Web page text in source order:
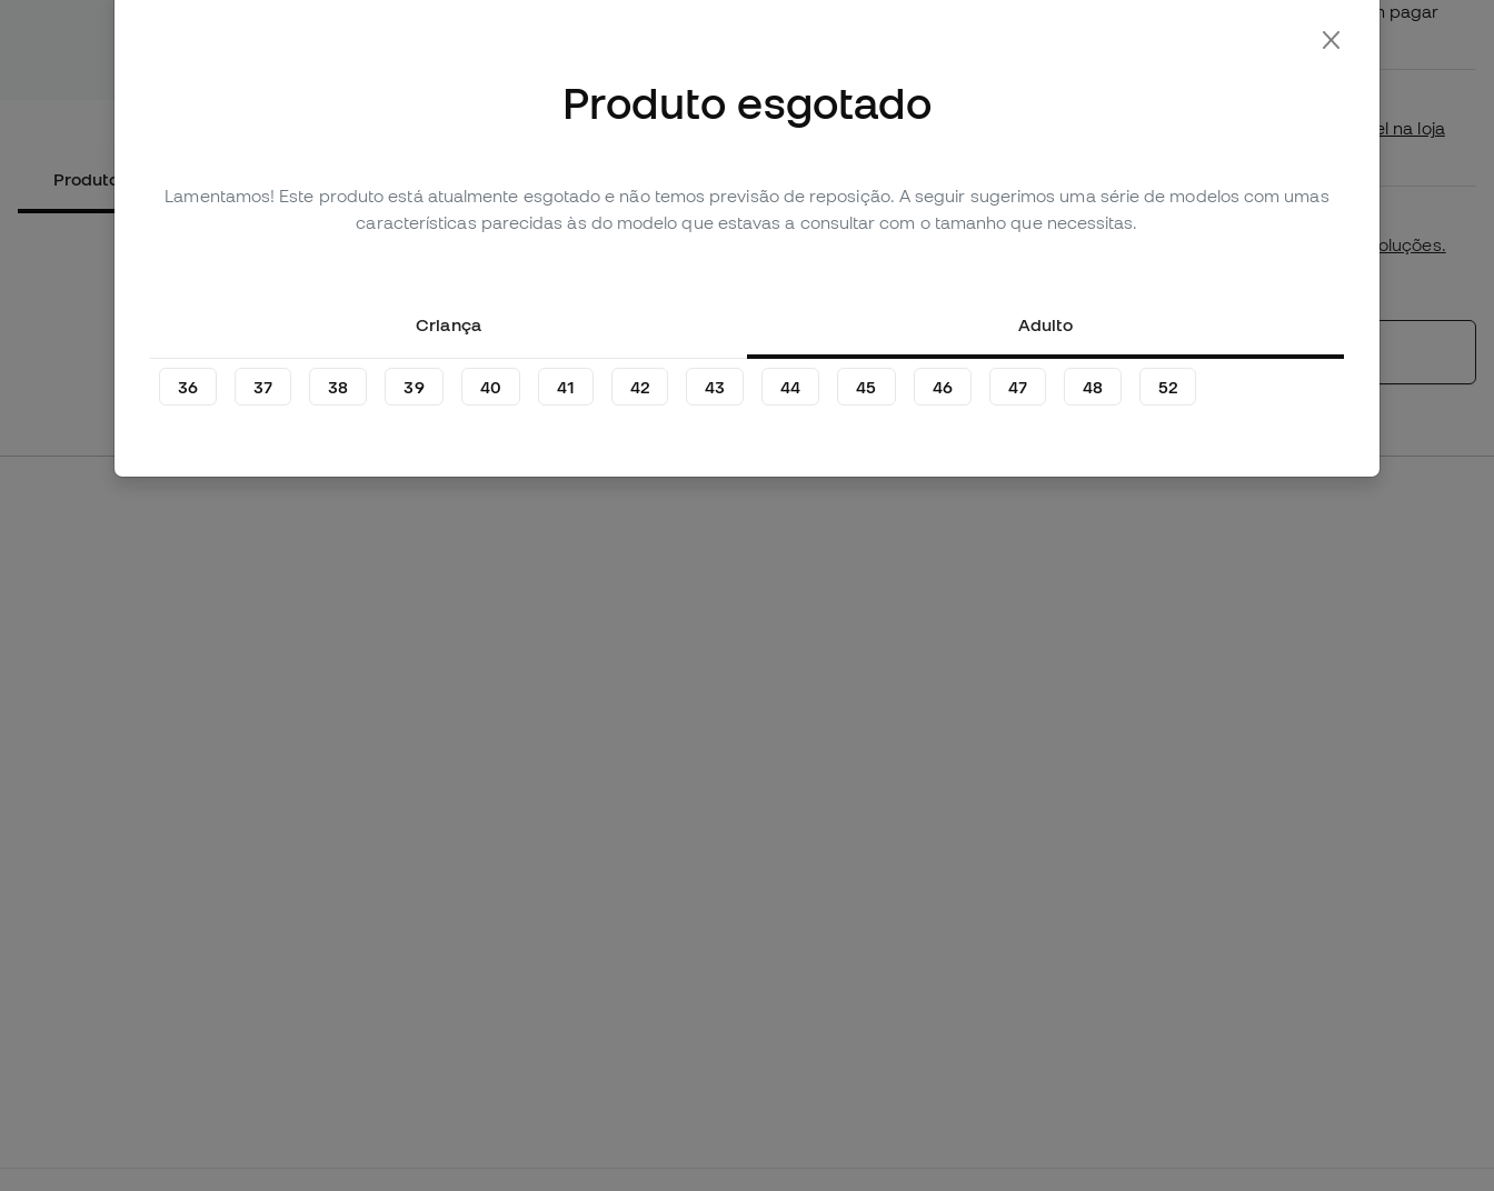
Ver mais imagens (3)
Produtos alternativos
Compra este produto e recebe-o sem pagar
Verifica se este produto está disponível na loja
Primeira troca de tamanho gratuita.
política de devoluções.
Ver produtos semelhantes
Produto esgotado
Lamentamos! Este produto está atualmente esgotado e não temos previsão de reposição. A seguir sugerimos uma série de modelos com umas
características parecidas às do modelo que estavas a consultar com o tamanho que necessitas.
Criança Adulto
36 37 38 39 40 41 42 43 44 45 46 47 48 52